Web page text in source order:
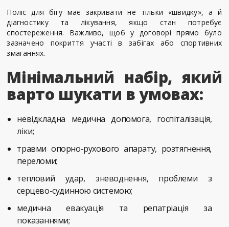
Поліс для бігу має закривати не тільки «швидку», а й
діагностику та лікування, якщо стан потребує
спостереження. Важливо, щоб у договорі прямо було
зазначено покриття участі в забігах або спортивних
змаганнях.
Мінімальний набір, який
варто шукати в умовах:
невідкладна медична допомога, госпіталізація,
ліки;
травми опорно-рухового апарату, розтягнення,
переломи;
тепловий удар, зневоднення, проблеми з
серцево-судинною системою;
медична евакуація та репатріація за
показаннями;